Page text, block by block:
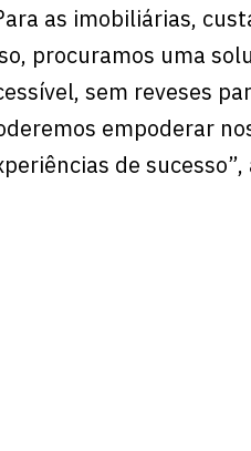
as imobiliárias,
procuramos uma
sem reveses
empoderar
de